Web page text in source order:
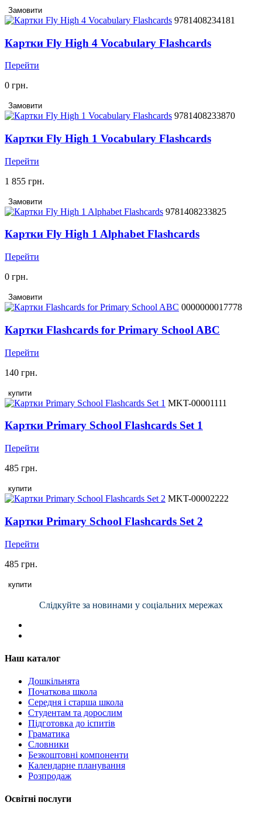
Замовити
9781408234181
Картки Fly High 4 Vocabulary Flashcards
Перейти
0 грн.
Замовити
9781408233870
Картки Fly High 1 Vocabulary Flashcards
Перейти
1 855 грн.
Замовити
9781408233825
Картки Fly High 1 Alphabet Flashcards
Перейти
0 грн.
Замовити
0000000017778
Картки Flashcards for Primary School ABC
Перейти
140 грн.
купити
MKT-00001111
Картки Primary School Flashcards Set 1
Перейти
485 грн.
купити
MKT-00002222
Картки Primary School Flashcards Set 2
Перейти
485 грн.
купити
Слідкуйте за новинами у соціальних мережах
Наш каталог
Дошкільнята
Початкова школа
Середня і старша школа
Студентам та дорослим
Підготовка до іспитів
Граматика
Словники
Безкоштовні компоненти
Календарне планування
Розпродаж
Освітні послуги